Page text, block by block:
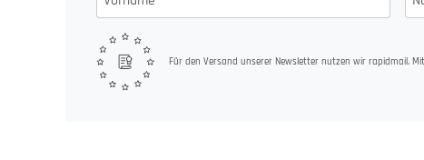
Für den Versand unserer Newsletter nutzen wir rapidmail.